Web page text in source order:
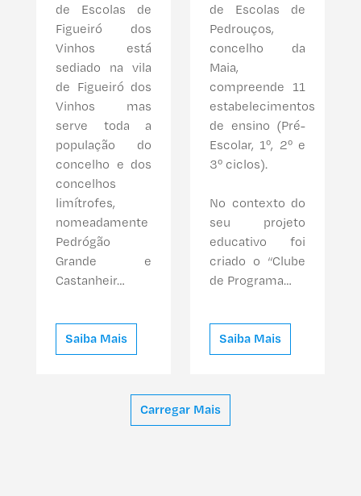
de Escolas de
Figueiró dos
Vinhos está
sediado na vila
de Figueiró dos
Vinhos mas
serve toda a
população do
concelho e dos
concelhos
limítrofes,
nomeadamente
Pedrógão
Grande e
Castanheir…
Saiba Mais
de Escolas de
Pedrouços,
concelho da
Maia,
compreende 11
estabelecimentos
de ensino (Pré-
Escolar, 1º, 2º e
3º ciclos).
No contexto do
seu projeto
educativo foi
criado o “Clube
de Programa…
Saiba Mais
Carregar Mais